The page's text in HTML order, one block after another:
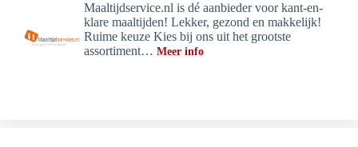
Maaltijdservice.nl is dé aanbieder voor kant-en-
klare maaltijden! Lekker, gezond en makkelijk!
Ruime keuze Kies bij ons uit het grootste
assortiment… Meer info